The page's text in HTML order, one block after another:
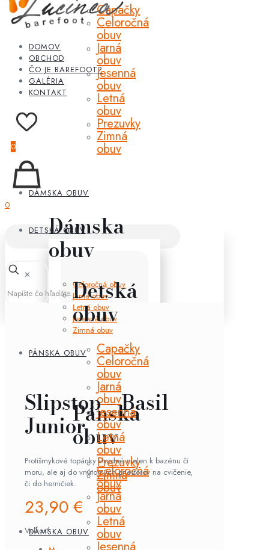
Capačky
Celoročná
obuv
Jarná
obuv
Jesenná
obuv
Letná
obuv
Prezuvky
Zimná
obuv
DÁMSKA OBUV
Dámska
obuv
Celoročná obuv
Jarná obuv
Letná obuv
Jesenná obuv
Zimná obuv
PÁNSKA OBUV
Pánska
obuv
Celoročná
obuv
Jarná
obuv
Letná
obuv
DOMOV
OBCHOD
ČO JE BAREFOOT?
GALÉRIA
KONTAKT
0
0
DETSKÁ OBUV
Detská
obuv
Capačky
Celoročná
obuv
Jarná
obuv
Jesenná
obuv
Letná
obuv
Prezuvky
Zimná
obuv
DÁMSKA OBUV
✕
Slipstop – Basil
Junior
Protišmykové topánky vhodné nielen k bazénu či
moru, ale aj do vnútorných priestorov na cvičenie,
či do herničiek.
23,90€
Veľkosť